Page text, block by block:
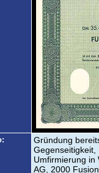
Gründung
Gegenseitigkeit,
Umfirmierung in
AG, 2000